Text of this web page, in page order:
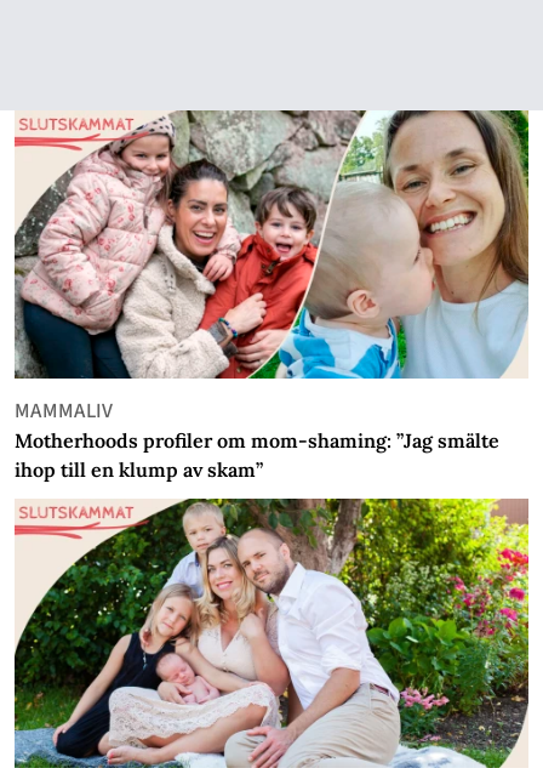
MAMMALIV
Motherhoods profiler om mom-shaming: ”Jag smälte
ihop till en klump av skam”